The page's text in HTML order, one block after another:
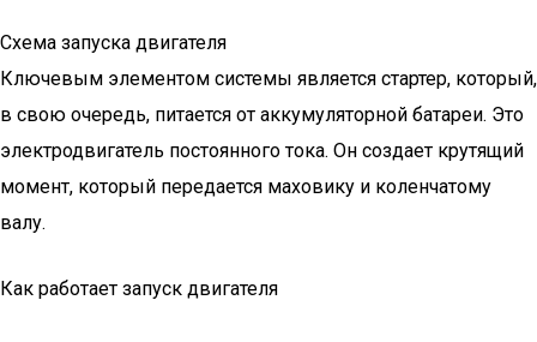
Схема запуска двигателя
Ключевым элементом системы является стартер, который,
в свою очередь, питается от аккумуляторной батареи. Это
электродвигатель постоянного тока. Он создает крутящий
момент, который передается маховику и коленчатому
валу.
Как работает запуск двигателя